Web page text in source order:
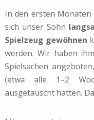
In den ersten Monaten
sich unser Sohn
Spielzeug gewöhnen
werden. Wir haben
Spielsachen
(etwa alle 1–2
ausgetauscht hatten.